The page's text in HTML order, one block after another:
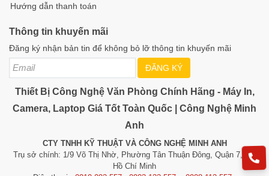
Hướng dẫn thanh toán
Thông tin khuyến mãi
Đăng ký nhận bản tin để không bỏ lỡ thông tin khuyến mãi
ĐĂNG KÝ
Thiết Bị Công Nghệ Văn Phòng Chính Hãng - Máy In,
Camera, Laptop Giá Tốt Toàn Quốc | Công Nghệ Minh
Anh
CTY TNHH KỸ THUẬT VÀ CÔNG NGHỆ MINH ANH
Trụ sở chính: 1/9 Võ Thị Nhờ, Phường Tân Thuận Đông, Quận 7, TP.
Hồ Chí Minh